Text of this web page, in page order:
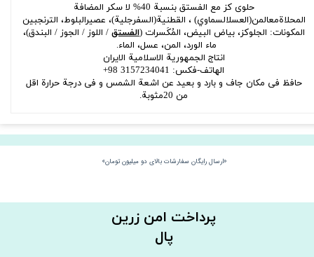
حلوی کز مع الفستق بنسبة 40% لا سکر المضافة
المحلاةمعالمن(العسلالسماوي) ، القطنية(السفرجلية)، عصيرالبلوط، الترنجبین
المکونات: الجلوکز، بیاض البیض، المُكَسرات (الفستق / اللوز / الجوز / البندق)،
ماء الورد، المن، عسل، الماء.
انتاج الجمهوریة الاسلامیة الایران
الهاتف-فکس: 3157234041 98+
حافظ فی مکان جاف و بارد و بعید عن اشعة الشمس و فی درجة حرارة اقل
من 20مثوبة.
«ارسال رایگان سفارشات بالای دو میلیون تومان»
​​پرداخت امن زرین
پال